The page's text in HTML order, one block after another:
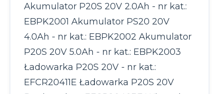
Akumulator P20S 20V 2.0Ah - nr kat.:
EBPK2001 Akumulator PS20 20V
4.0Ah - nr kat.: EBPK2002 Akumulator
P20S 20V 5.0Ah - nr kat.: EBPK2003
Ładowarka P20S 20V - nr kat.:
EFCR20411E Ładowarka P20S 20V